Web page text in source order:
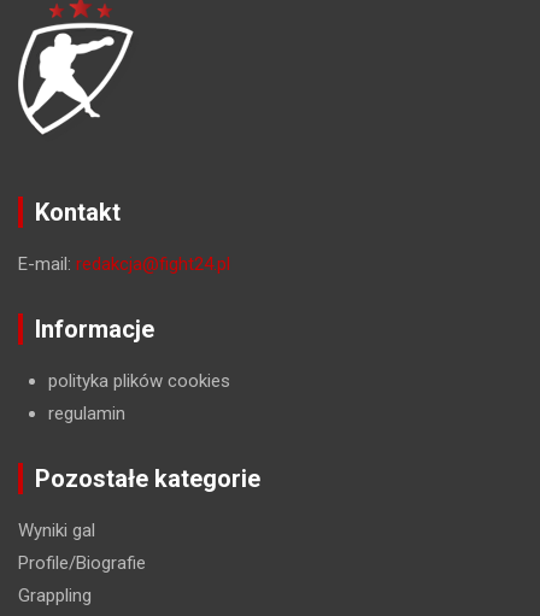
Kontakt
E-mail: redakcja@fight24.pl
Informacje
polityka plików cookies
regulamin
Pozostałe kategorie
Wyniki gal
Profile/Biografie
Grappling